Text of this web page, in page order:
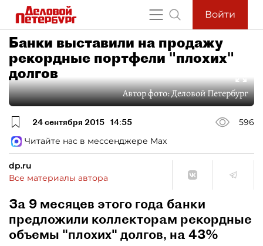
Войти
Банки выставили на продажу
рекордные портфели "плохих"
долгов
Автор фото:Деловой Петербург
24 сентября 2015 14:55
596
Читайте нас в мессенджере Max
dp.ru
Все материалы автора
За 9 месяцев этого года банки
предложили коллекторам рекордные
объемы "плохих" долгов, на 43%